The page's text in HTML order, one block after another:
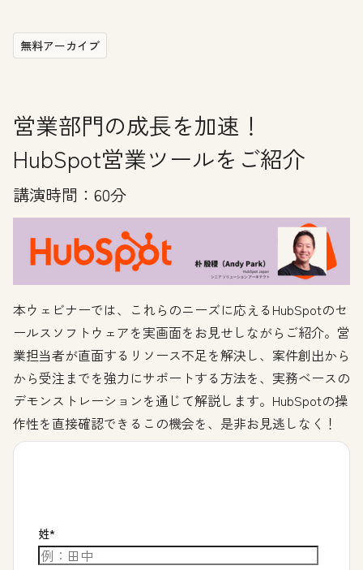
無料アーカイブ
営業部門の成長を加速！
HubSpot営業ツールをご紹介
講演時間：60分
本ウェビナーでは、これらのニーズに応えるHubSpotのセ
ールスソフトウェアを実画面をお見せしながらご紹介。営
業担当者が直面するリソース不足を解決し、案件創出から
から受注までを強力にサポートする方法を、実務ベースの
デモンストレーションを通じて解説します。HubSpotの操
作性を直接確認できるこの機会を、是非お見逃しなく！
姓*